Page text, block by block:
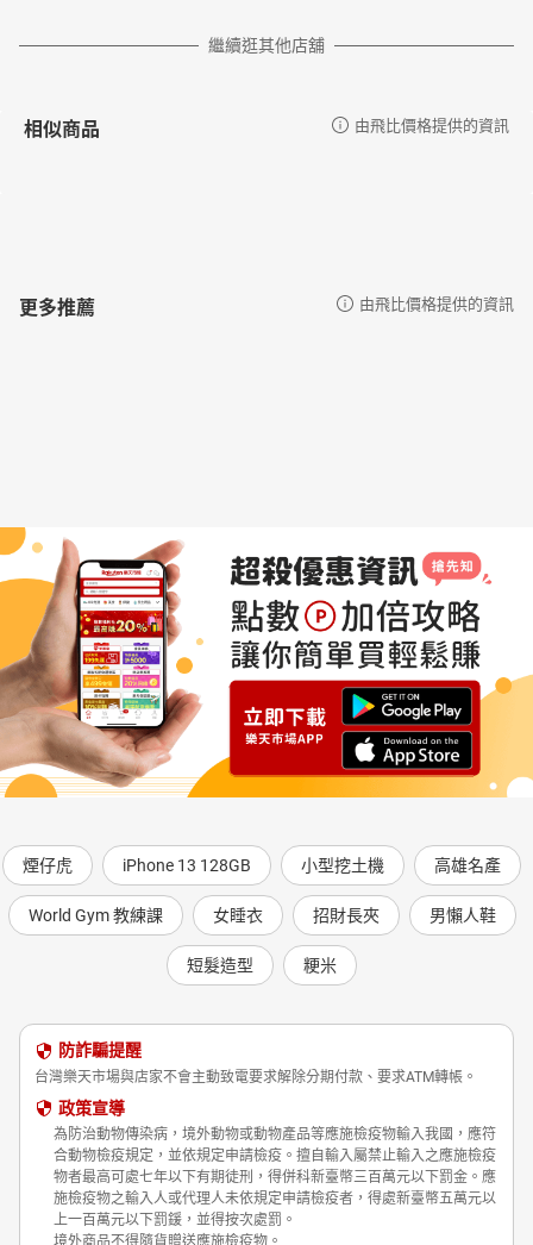
繼續逛其他店舖
相似商品 由飛比價格提供的資訊
更多推薦 由飛比價格提供的資訊
煙仔虎 iPhone 13 128GB 小型挖土機 高雄名產
World Gym 教練課 女睡衣 招財長夾 男懶人鞋
短髮造型 粳米
防詐騙提醒
台灣樂天市場與店家不會主動致電要求解除分期付款、要求ATM轉帳。
政策宣導
為防治動物傳染病，境外動物或動物產品等應施檢疫物輸入我國，應符
合動物檢疫規定，並依規定申請檢疫。擅自輸入屬禁止輸入之應施檢疫
物者最高可處七年以下有期徒刑，得併科新臺幣三百萬元以下罰金。應
施檢疫物之輸入人或代理人未依規定申請檢疫者，得處新臺幣五萬元以
上一百萬元以下罰鍰，並得按次處罰。
境外商品不得隨貨贈送應施檢疫物。